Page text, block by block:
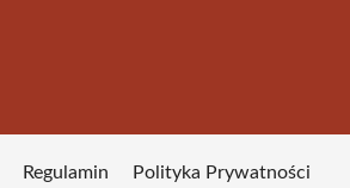
Regulamin Polityka Prywatności